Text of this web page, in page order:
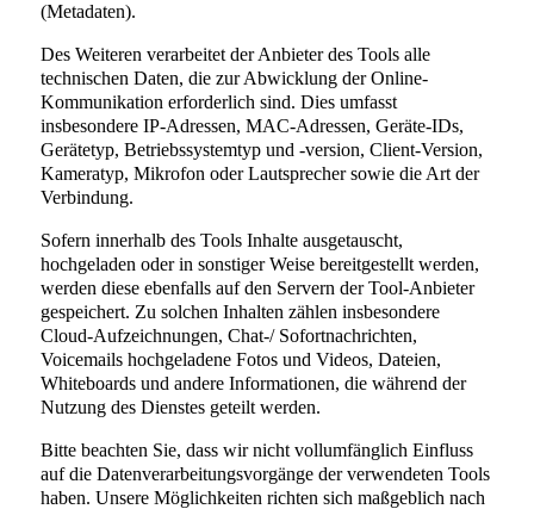
(Metadaten).
Des Weiteren verarbeitet der Anbieter des Tools alle
technischen Daten, die zur Abwicklung der Online-
Kommunikation erforderlich sind. Dies umfasst
insbesondere IP-Adressen, MAC-Adressen, Geräte-IDs,
Gerätetyp, Betriebssystemtyp und -version, Client-Version,
Kameratyp, Mikrofon oder Lautsprecher sowie die Art der
Verbindung.
Sofern innerhalb des Tools Inhalte ausgetauscht,
hochgeladen oder in sonstiger Weise bereitgestellt werden,
werden diese ebenfalls auf den Servern der Tool-Anbieter
gespeichert. Zu solchen Inhalten zählen insbesondere
Cloud-Aufzeichnungen, Chat-/ Sofortnachrichten,
Voicemails hochgeladene Fotos und Videos, Dateien,
Whiteboards und andere Informationen, die während der
Nutzung des Dienstes geteilt werden.
Bitte beachten Sie, dass wir nicht vollumfänglich Einfluss
auf die Datenverarbeitungsvorgänge der verwendeten Tools
haben. Unsere Möglichkeiten richten sich maßgeblich nach